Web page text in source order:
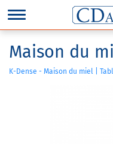
Maison du
K-Dense - Maison du miel |